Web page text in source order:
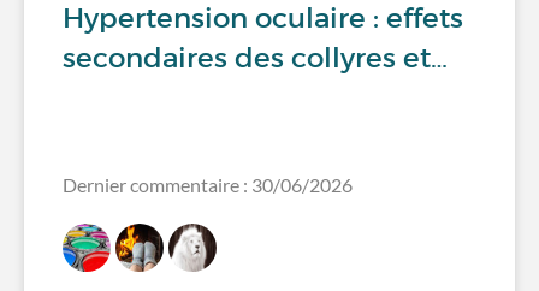
Hypertension oculaire : effets
secondaires des collyres et…
Dernier commentaire : 30/06/2026